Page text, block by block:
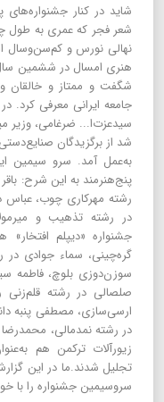
شاید در کنار
شعر فجر که عمری به طول
نهالی نورس و کم‌سن‌وسال
هنری امسال در ششمین سال
شگفت و ممتاز و خالقان
جامعه ایرانی معرفی کرد.
سیدعزت‌ا... ضرغامی، وزیر
شد‌ از برگزیدگان
به‌عمل آمد. سرو سیمین
پنج‌هنرمند به این شرح:
رشته مهرکاری چوب، عباس
در رشته تذهیب و
جشنواره «دیپلم
گره‌چینی، سماء جوادی در
سوزن‌دوزی بلوچ، فاطمه
صلصالی در رشته
ارسی‌سازی، مصطفی پنبه
در رشته نمدمالی،
زیورآلات ترکمن هم
تجلیل شدند.ما در این
سروسیمین جشنواره را با